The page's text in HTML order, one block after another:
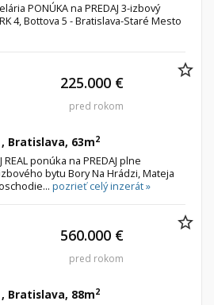
PONÚKA na PREDAJ 3-izbový
4, Bottova 5 - Bratislava-Staré Mesto
Bratislava, 63m2
ponúka na PREDAJ plne
bytu Bory Na Hrádzi, Mateja
pozrieť celý inzerát »
225.000 €
pred rokom
Bratislava, 88m2
560.000 €
pred rokom